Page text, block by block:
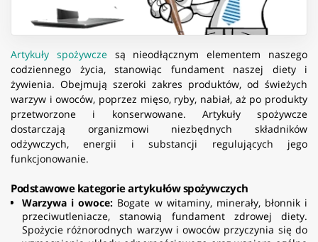
Artykuły spożywcze są nieodłącznym elementem naszego
codziennego życia, stanowiąc fundament naszej diety i
żywienia. Obejmują szeroki zakres produktów, od świeżych
warzyw i owoców, poprzez mięso, ryby, nabiał, aż po produkty
przetworzone i konserwowane. Artykuły spożywcze
dostarczają organizmowi niezbędnych składników
odżywczych, energii i substancji regulujących jego
funkcjonowanie.
Podstawowe kategorie artykułów spożywczych
Warzywa i owoce: Bogate w witaminy, minerały, błonnik i
przeciwutleniacze, stanowią fundament zdrowej diety.
Spożycie różnorodnych warzyw i owoców przyczynia się do